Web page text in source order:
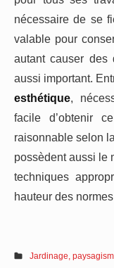
nécessaire de se
valable pour
autant causer des
aussi important.
esthétique,
facile d’obtenir
raisonnable selon
possèdent aussi le
techniques
hauteur des
Jardinage,